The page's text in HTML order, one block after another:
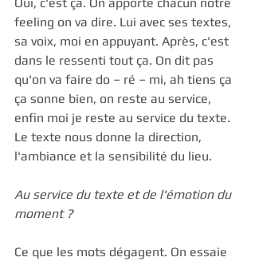
feeling on va dire. Lui avec ses textes,
sa voix, moi en appuyant. Après, c'est
dans le ressenti tout ça. On dit pas
qu'on va faire do – ré – mi, ah tiens ça
ça sonne bien, on reste au service,
enfin moi je reste au service du texte.
Le texte nous donne la direction,
l'ambiance et la sensibilité du lieu.
Au service du texte et de l'émotion du
moment ?
Ce que les mots dégagent. On essaie